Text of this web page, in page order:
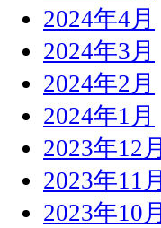
2024年4月
2024年3月
2024年2月
2024年1月
2023年12月
2023年11月
2023年10月